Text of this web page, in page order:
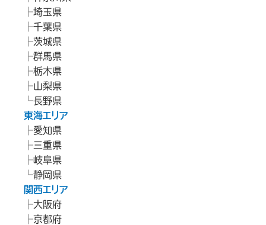
埼玉県
千葉県
茨城県
群馬県
栃木県
山梨県
長野県
東海エリア
愛知県
三重県
岐阜県
静岡県
関西エリア
大阪府
京都府